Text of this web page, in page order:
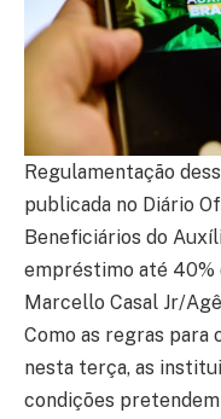
Regulamentação
publicada no Diário
Beneficiários do
empréstimo até 40%
Marcello Casal Jr/
Como as regras para
nesta terça, as
condições